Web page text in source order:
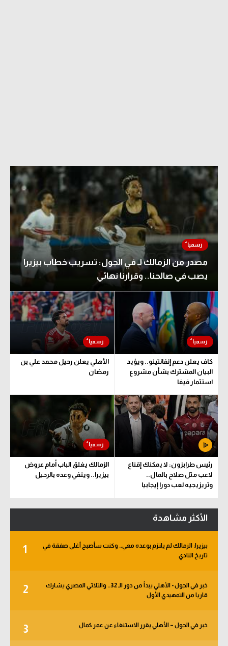
مصدر من الزمالك لـ في الجول: تسريب خطاب بيزيرا
يصب في صالحنا.. وقرارنا نهائي
كاف يعلن دعم إنفانتينو.. ويؤيد
البيان المشترك بشأن مشروع
استثمار فيفا
الأهلي يعلن رحيل محمد علي بن
رمضان
رئيس طرابزون: لا يمكنك إقناع
لاعب مثل صلاح بالمال..
وتريزيجيه لعب دورا إيجابيا
الزمالك يغلق الباب أمام عروض
بيزيرا.. وينفي وعده بالرحيل
الأكثر مشاهدة
1
بيزيرا: الزمالك لم يلتزم بوعده معي.. وكنت سأصبح أغلى صفقة في
تاريخ النادي
2
خبر في الجول - الأهلي يبدأ من دور الـ 32.. والثلاثي المصري يشارك
قاريا من التمهيدي الأول
3 خبر في الجول – الأهلي يقرر الاستنغاء عن عمر كمال